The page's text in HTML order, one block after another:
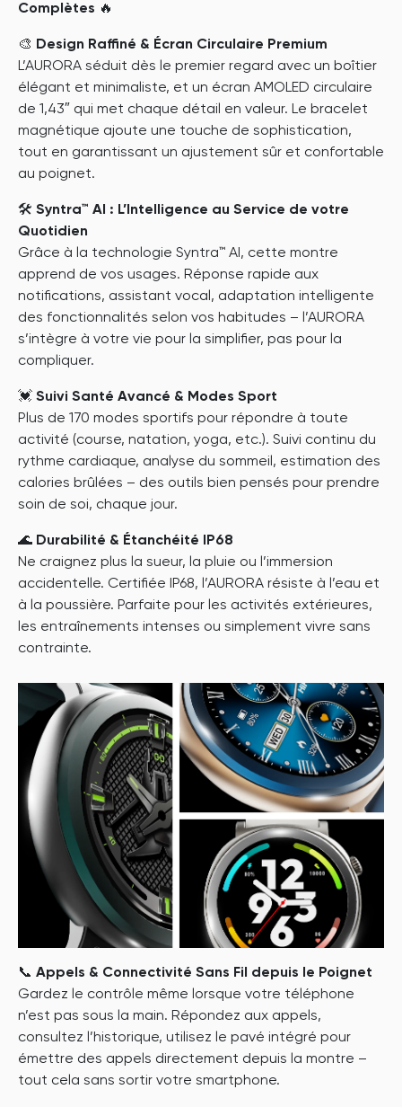
Complètes 🔥
🎨 Design Raffiné & Écran Circulaire Premium
L’AURORA séduit dès le premier regard avec un boîtier
élégant et minimaliste, et un écran AMOLED circulaire
de 1,43″ qui met chaque détail en valeur. Le bracelet
magnétique ajoute une touche de sophistication,
tout en garantissant un ajustement sûr et confortable
au poignet.
🛠 Syntra™ AI : L’Intelligence au Service de votre
Quotidien
Grâce à la technologie Syntra™ AI, cette montre
apprend de vos usages. Réponse rapide aux
notifications, assistant vocal, adaptation intelligente
des fonctionnalités selon vos habitudes – l’AURORA
s’intègre à votre vie pour la simplifier, pas pour la
compliquer.
💓 Suivi Santé Avancé & Modes Sport
Plus de 170 modes sportifs pour répondre à toute
activité (course, natation, yoga, etc.). Suivi continu du
rythme cardiaque, analyse du sommeil, estimation des
calories brûlées – des outils bien pensés pour prendre
soin de soi, chaque jour.
🌊 Durabilité & Étanchéité IP68
Ne craignez plus la sueur, la pluie ou l’immersion
accidentelle. Certifiée IP68, l’AURORA résiste à l’eau et
à la poussière. Parfaite pour les activités extérieures,
les entraînements intenses ou simplement vivre sans
contrainte.
📞 Appels & Connectivité Sans Fil depuis le Poignet
Gardez le contrôle même lorsque votre téléphone
n’est pas sous la main. Répondez aux appels,
consultez l’historique, utilisez le pavé intégré pour
émettre des appels directement depuis la montre –
tout cela sans sortir votre smartphone.